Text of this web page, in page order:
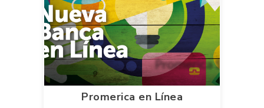
Promerica en Línea